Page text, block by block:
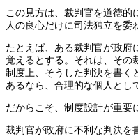
この見方は、裁判官を道徳的
人の良心だけに司法独立を委
たとえば、ある裁判官が政府
覚えるとする。それは、その
制度上、そうした判決を書く
あるなら、合理的な個人とし
だからこそ、制度設計が重要
裁判官が政府に不利な判決を